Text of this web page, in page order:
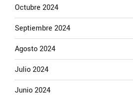
Octubre 2024
Septiembre 2024
Agosto 2024
Julio 2024
Junio 2024